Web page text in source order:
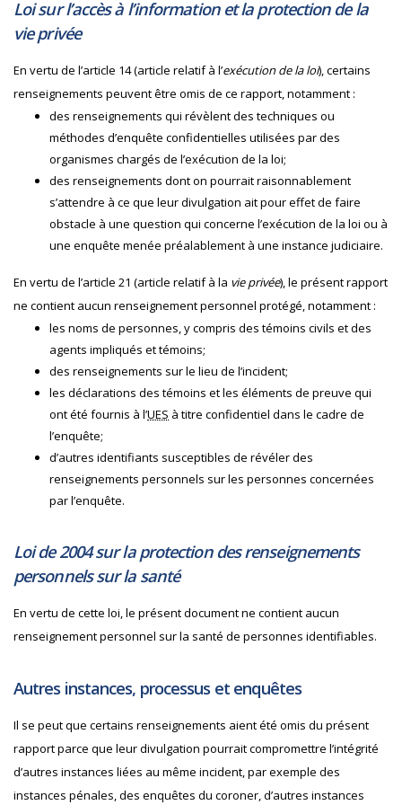
Loi sur l’accès à l’information et la protection de la
vie privée
En vertu de l’article 14 (article relatif à l’exécution de la loi), certains
renseignements peuvent être omis de ce rapport, notamment :
des renseignements qui révèlent des techniques ou
méthodes d’enquête confidentielles utilisées par des
organismes chargés de l’exécution de la loi;
des renseignements dont on pourrait raisonnablement
s’attendre à ce que leur divulgation ait pour effet de faire
obstacle à une question qui concerne l’exécution de la loi ou à
une enquête menée préalablement à une instance judiciaire.
En vertu de l’article 21 (article relatif à la vie privée), le présent rapport
ne contient aucun renseignement personnel protégé, notamment :
les noms de personnes, y compris des témoins civils et des
agents impliqués et témoins;
des renseignements sur le lieu de l’incident;
les déclarations des témoins et les éléments de preuve qui
ont été fournis à l’UES à titre confidentiel dans le cadre de
l’enquête;
d’autres identifiants susceptibles de révéler des
renseignements personnels sur les personnes concernées
par l’enquête.
Loi de 2004 sur la protection des renseignements
personnels sur la santé
En vertu de cette loi, le présent document ne contient aucun
renseignement personnel sur la santé de personnes identifiables.
Autres instances, processus et enquêtes
Il se peut que certains renseignements aient été omis du présent
rapport parce que leur divulgation pourrait compromettre l’intégrité
d’autres instances liées au même incident, par exemple des
instances pénales, des enquêtes du coroner, d’autres instances